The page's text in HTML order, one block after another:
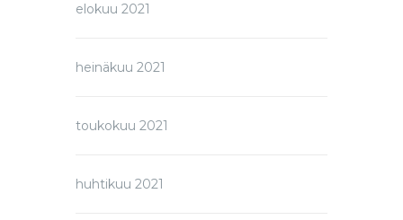
elokuu 2021
heinäkuu 2021
toukokuu 2021
huhtikuu 2021